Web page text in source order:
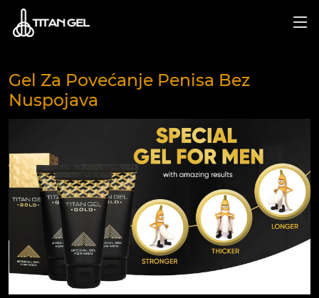
Gel Za Povećanje Penisa Bez
Nuspojava